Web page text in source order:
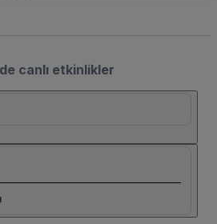
canlı etkinlikler